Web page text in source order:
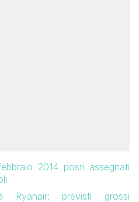
2014 posti assegnati
Ryanair: previsti grossi